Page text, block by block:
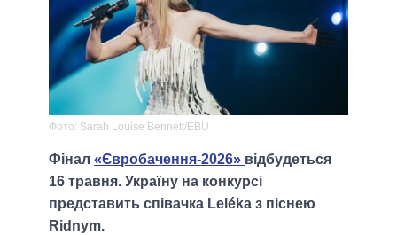
Фото: Sarah Louise Bennett/EBU
Фінал «Євробачення-2026» відбудеться
16 травня. Україну на конкурсі
представить співачка Leléka з піснею
Ridnym.